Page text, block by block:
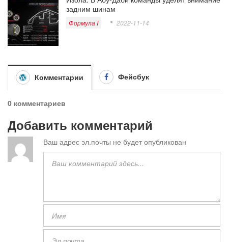
задним шинам
Формула I 2022-11-14
Комментарии Фейсбук
0 комментариев
Добавить комментарий
Ваш адрес эл.почты не будет опубликован